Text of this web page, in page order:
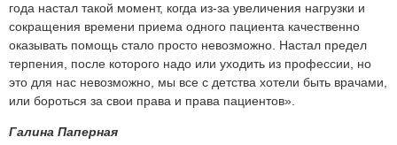
года настал такой момент, когда из-за увеличения нагрузки и
сокращения времени приема одного пациента качественно
оказывать помощь стало просто невозможно. Настал предел
терпения, после которого надо или уходить из профессии, но
это для нас невозможно, мы все с детства хотели быть врачами,
или бороться за свои права и права пациентов».
Галина Паперная